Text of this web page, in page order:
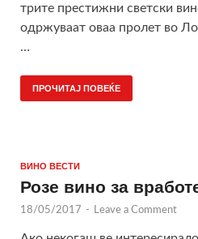
трите престижни светски
одржуваат оваа пролет во
…
ПРОЧИТАЈ ПОВЕЌЕ
ВИНО ВЕСТИ
Розе вино за
18/05/2017 - Leave a Comment